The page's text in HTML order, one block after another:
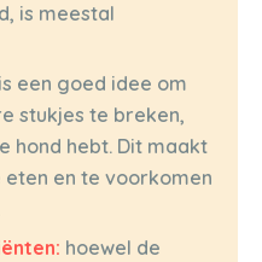
is meestal
een goed idee om
stukjes te breken,
hond hebt. Dit maakt
en te voorkomen
hoewel de